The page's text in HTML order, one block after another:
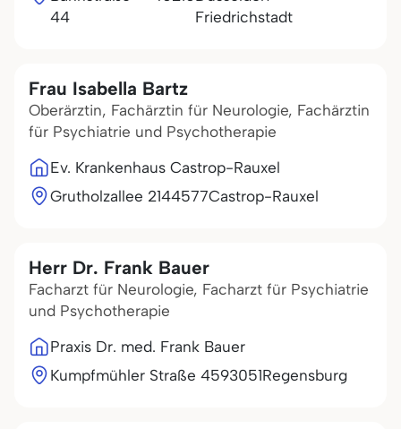
44
Friedrichstadt
Frau Isabella Bartz
Oberärztin, Fachärztin für Neurologie, Fachärztin
für Psychiatrie und Psychotherapie
Ev. Krankenhaus Castrop-Rauxel
Grutholzallee 2144577Castrop-Rauxel
Herr Dr. Frank Bauer
Facharzt für Neurologie, Facharzt für Psychiatrie
und Psychotherapie
Praxis Dr. med. Frank Bauer
Kumpfmühler Straße 4593051Regensburg